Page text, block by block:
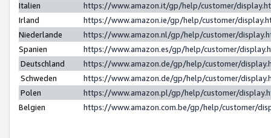
Italien
https://www.amazon.it/gp/help/customer/
Irland
https://www.amazon.ie/gp/help/customer/
Niederlande
https://www.amazon.nl/gp/help/customer/
Spanien
https://www.amazon.es/gp/help/customer/
Deutschland
https://www.amazon.de/gp/help/customer/
Schweden
https://www.amazon.de/gp/help/customer/
Polen
https://www.amazon.pl/gp/help/customer/
Belgien
https://www.amazon.com.be/gp/help/customer/